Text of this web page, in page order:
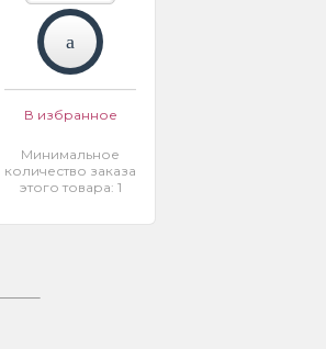
В избранное
Минимальное
количество заказа
этого товара: 1